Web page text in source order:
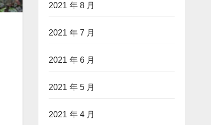
2021 年 8 月
2021 年 7 月
2021 年 6 月
2021 年 5 月
2021 年 4 月